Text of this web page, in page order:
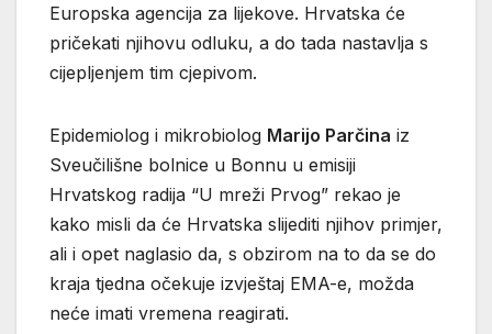
Europska agencija za lijekove. Hrvatska će
pričekati njihovu odluku, a do tada nastavlja s
cijepljenjem tim cjepivom.
Epidemiolog i mikrobiolog Marijo Parčina iz
Sveučilišne bolnice u Bonnu u emisiji
Hrvatskog radija “U mreži Prvog” rekao je
kako misli da će Hrvatska slijediti njihov primjer,
ali i opet naglasio da, s obzirom na to da se do
kraja tjedna očekuje izvještaj EMA-e, možda
neće imati vremena reagirati.